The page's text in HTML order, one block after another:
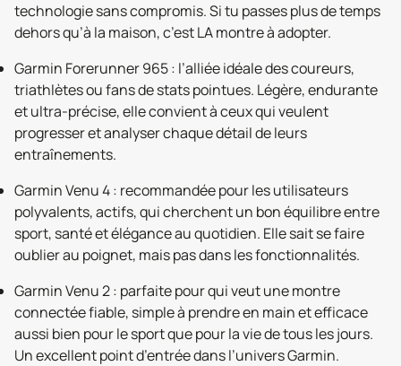
technologie sans compromis. Si tu passes plus de temps
dehors qu’à la maison, c’est LA montre à adopter.
Garmin Forerunner 965 : l’alliée idéale des coureurs,
triathlètes ou fans de stats pointues. Légère, endurante
et ultra-précise, elle convient à ceux qui veulent
progresser et analyser chaque détail de leurs
entraînements.
Garmin Venu 4 : recommandée pour les utilisateurs
polyvalents, actifs, qui cherchent un bon équilibre entre
sport, santé et élégance au quotidien. Elle sait se faire
oublier au poignet, mais pas dans les fonctionnalités.
Garmin Venu 2 : parfaite pour qui veut une montre
connectée fiable, simple à prendre en main et efficace
aussi bien pour le sport que pour la vie de tous les jours.
Un excellent point d’entrée dans l’univers Garmin.